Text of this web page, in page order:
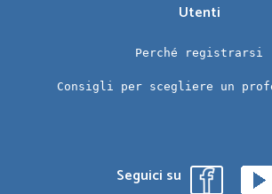
Utenti
Perché registrarsi
Consigli per scegliere un
Seguici su